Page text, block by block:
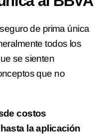
de prima única
todos los
se sienten
que no
costos
la aplicación